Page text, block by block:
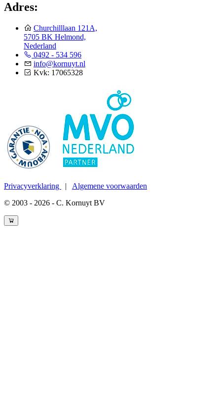
Adres:
Churchilllaan 121A,
5705 BK Helmond,
Nederland
0492 - 534 596
info@kornuyt.nl
Kvk: 17065328
Privacyverklaring | Algemene voorwaarden
© 2003 - 2026 - C. Kornuyt BV